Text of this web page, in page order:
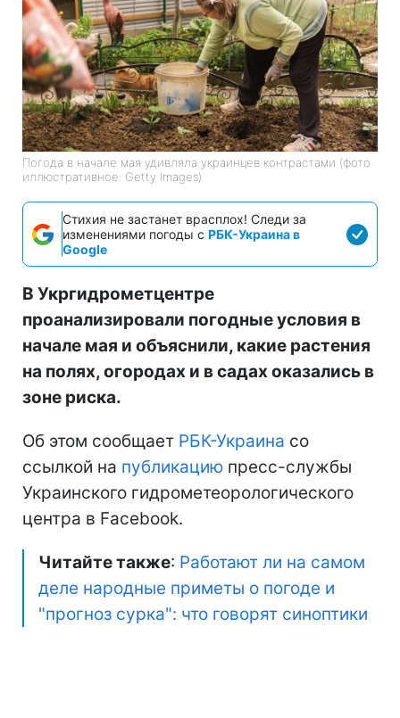
Погода в начале мая удивляла украинцев контрастами (фото
иллюстративное: Getty Images)
Стихия не застанет врасплох! Следи за
изменениями погоды с РБК-Украина в
Google
В Укргидрометцентре
проанализировали погодные условия в
начале мая и объяснили, какие растения
на полях, огородах и в садах оказались в
зоне риска.
Об этом сообщает РБК-Украина со
ссылкой на публикацию пресс-службы
Украинского гидрометеорологического
центра в Facebook.
Читайте также: Работают ли на самом
деле народные приметы о погоде и
"прогноз сурка": что говорят синоптики